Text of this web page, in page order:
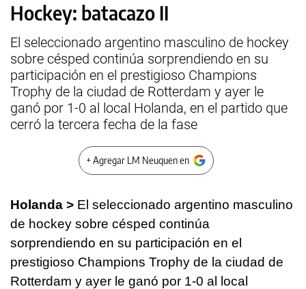
Hockey: batacazo II
El seleccionado argentino masculino de hockey
sobre césped continúa sorprendiendo en su
participación en el prestigioso Champions
Trophy de la ciudad de Rotterdam y ayer le
ganó por 1-0 al local Holanda, en el partido que
cerró la tercera fecha de la fase
+ Agregar LM Neuquen en
Holanda > El seleccionado argentino masculino
de hockey sobre césped continúa
sorprendiendo en su participación en el
prestigioso Champions Trophy de la ciudad de
Rotterdam y ayer le ganó por 1-0 al local